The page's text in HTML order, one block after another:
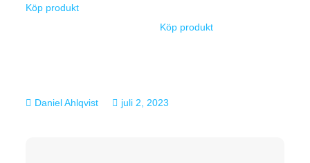
Köp produkt
Köp produkt
juli 2, 2023